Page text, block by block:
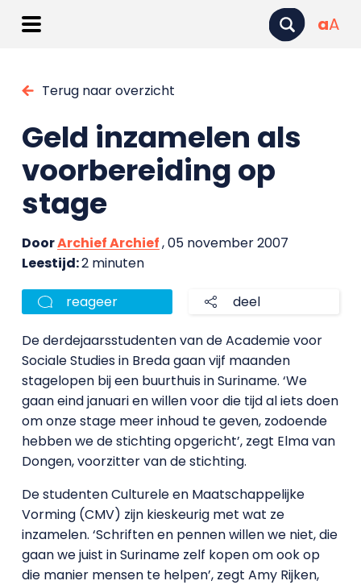
aA
Terug naar overzicht
Geld inzamelen als
voorbereiding op
stage
DoorArchief Archief, 05 november 2007
Leestijd:2 minuten
reageer deel
De derdejaarsstudenten van de Academie voor
Sociale Studies in Breda gaan vijf maanden
stagelopen bij een buurthuis in Suriname. ‘We
gaan eind januari en willen voor die tijd al iets doen
om onze stage meer inhoud te geven, zodoende
hebben we de stichting opgericht’, zegt Elma van
Dongen, voorzitter van de stichting.
De studenten Culturele en Maatschappelijke
Vorming (CMV) zijn kieskeurig met wat ze
inzamelen. ‘Schriften en pennen willen we niet, die
gaan we juist in Suriname zelf kopen om ook op
die manier mensen te helpen’, zegt Amy Rijken,